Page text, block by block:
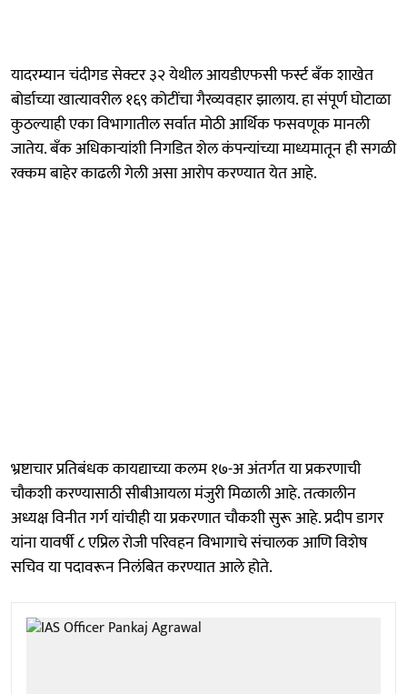
यादरम्यान चंदीगड सेक्टर ३२ येथील आयडीएफसी फर्स्ट बँक शाखेत
बोर्डाच्या खात्यावरील १६९ कोटींचा गैरव्यवहार झालाय. हा संपूर्ण घोटाळा
कुठल्याही एका विभागातील सर्वात मोठी आर्थिक फसवणूक मानली
जातेय. बँक अधिकाऱ्यांशी निगडित शेल कंपन्यांच्या माध्यमातून ही सगळी
रक्कम बाहेर काढली गेली असा आरोप करण्यात येत आहे.
भ्रष्टाचार प्रतिबंधक कायद्याच्या कलम १७-अ अंतर्गत या प्रकरणाची
चौकशी करण्यासाठी सीबीआयला मंजुरी मिळाली आहे. तत्कालीन
अध्यक्ष विनीत गर्ग यांचीही या प्रकरणात चौकशी सुरू आहे. प्रदीप डागर
यांना यावर्षी ८ एप्रिल रोजी परिवहन विभागाचे संचालक आणि विशेष
सचिव या पदावरून निलंबित करण्यात आले होते.